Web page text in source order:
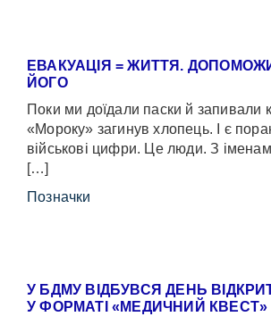
ЕВАКУАЦІЯ = ЖИТТЯ.
ЙОГО
Поки ми доїдали паски й
«Мороку» загинув хлопець. І є
військові цифри. Це люди. З
[…]
Позначки
У БДМУ ВІДБУВСЯ ДЕНЬ
У ФОРМАТІ «МЕДИЧНИЙ КВЕСТ»